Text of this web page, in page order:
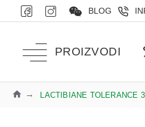
BLOG
PROIZVODI
LACTIBIANE TOLERANCE